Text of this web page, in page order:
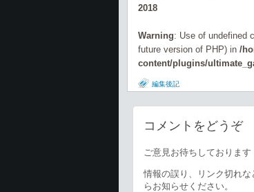
2018
Warning: Use of undefined
future version of PHP) in /
content/plugins/
編集後記
コメントをどうぞ
ご意見お待ちしております
情報の誤り、リンク切れ
らお知らせください。